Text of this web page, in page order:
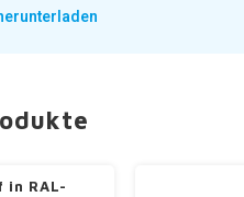
in RAL-